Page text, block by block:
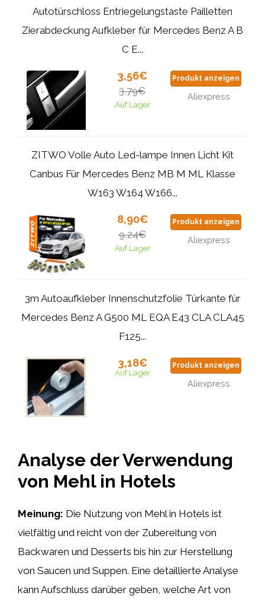
Autotürschloss Entriegelungstaste Pailletten
Zierabdeckung Aufkleber für Mercedes Benz A B
C E...
3,56€
3,79€
Auf Lager
Produkt anzeigen
Aliexpress
ZITWO Volle Auto Led-lampe Innen Licht Kit
Canbus Für Mercedes Benz MB M ML Klasse
W163 W164 W166...
8,90€
9,24€
Auf Lager
Produkt anzeigen
Aliexpress
3m Autoaufkleber Innenschutzfolie Türkante für
Mercedes Benz A G500 ML EQA E43 CLA CLA45
F125...
3,18€
Auf Lager
Produkt anzeigen
Aliexpress
Analyse der Verwendung
von Mehl in Hotels
Meinung: Die Nutzung von Mehl in Hotels ist
vielfältig und reicht von der Zubereitung von
Backwaren und Desserts bis hin zur Herstellung
von Saucen und Suppen. Eine detaillierte Analyse
kann Aufschluss darüber geben, welche Art von